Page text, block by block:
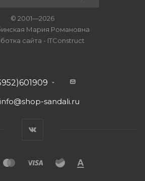
© 2001—2026
Мария Романовна
сайта - ITConstruct
info@shop-sandali.ru